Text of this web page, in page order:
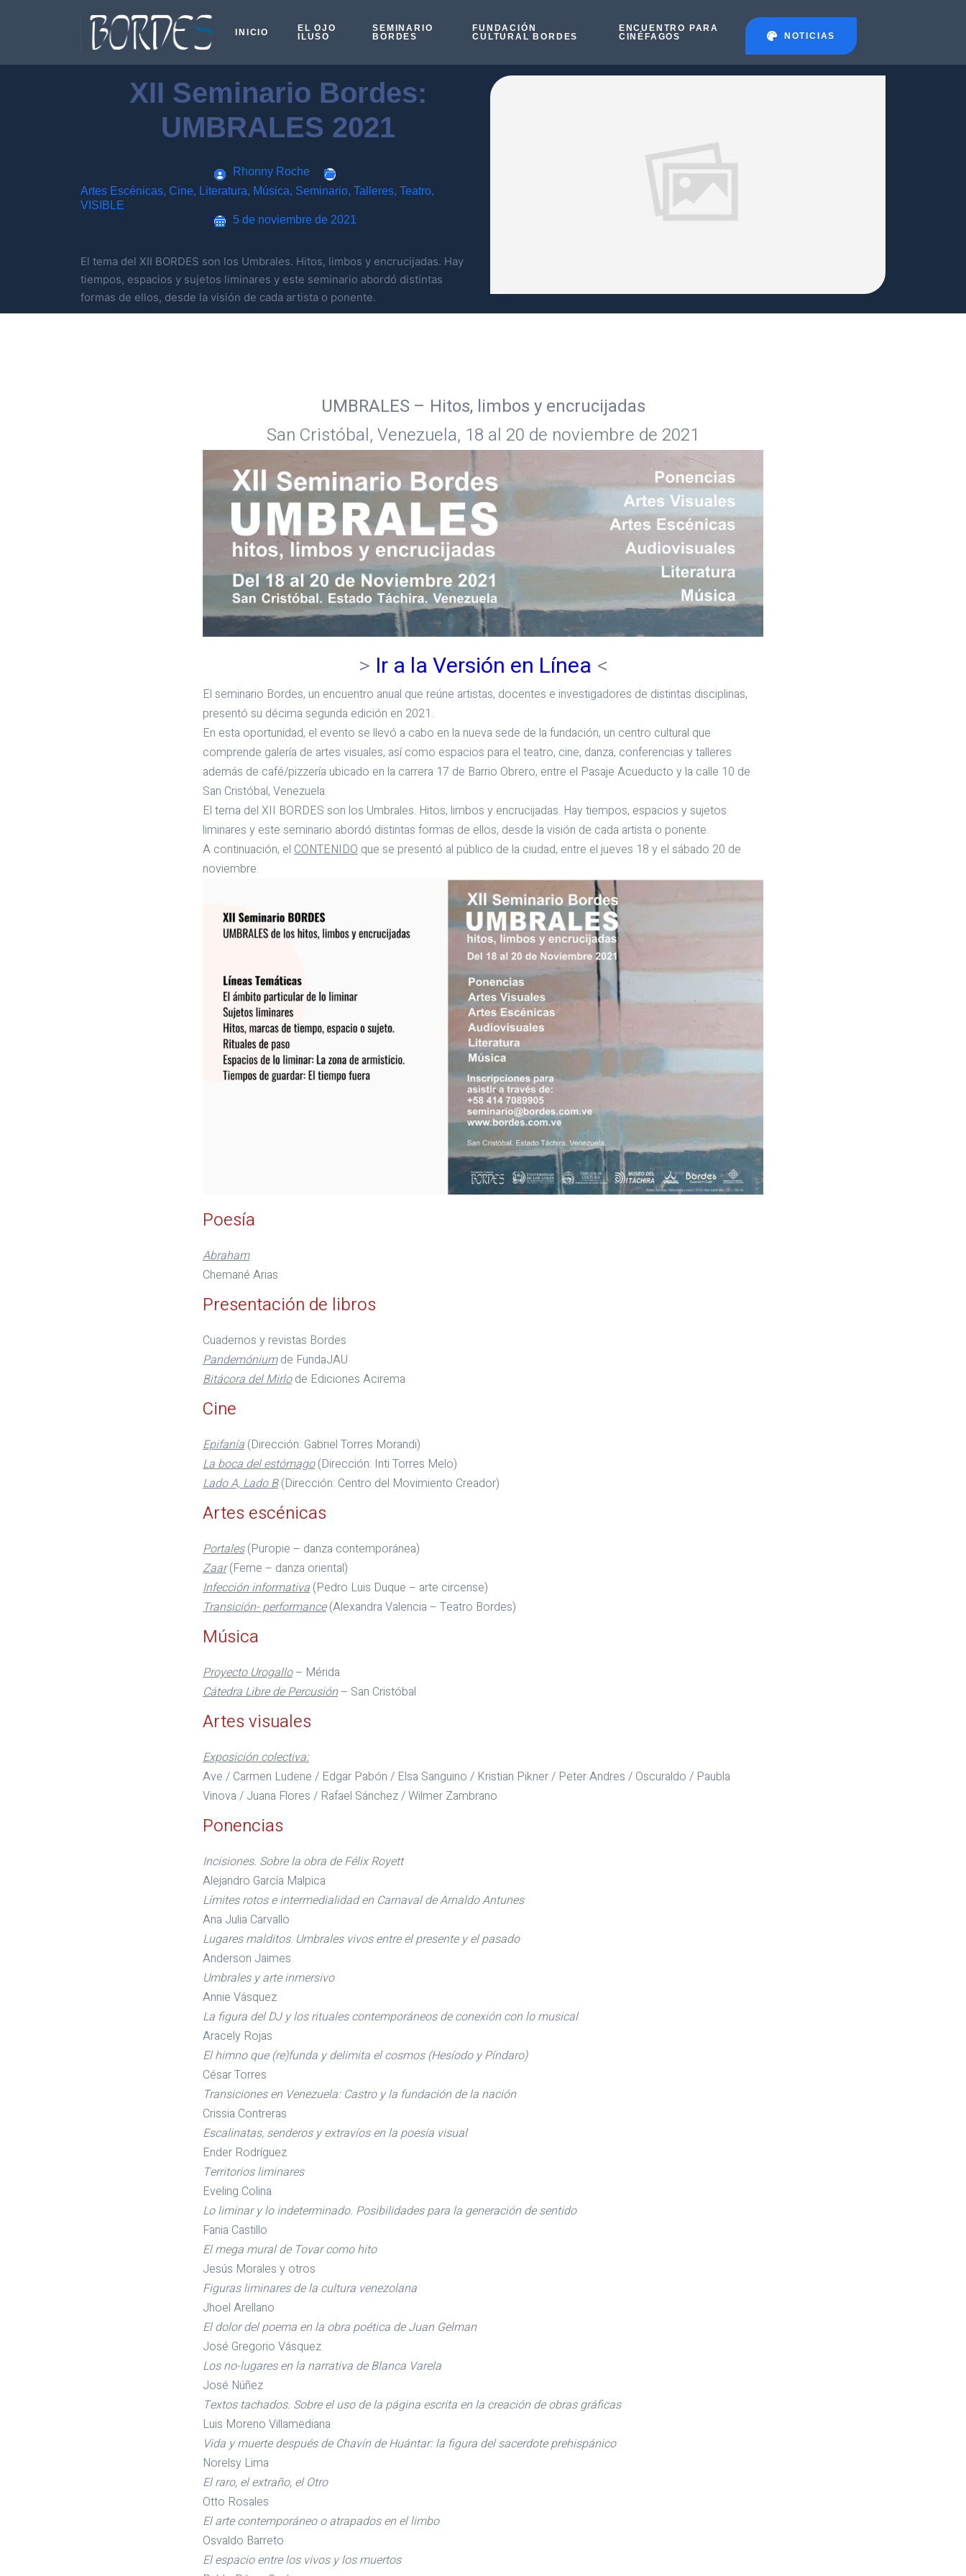
INICIO
EL OJO
ILUSO
SEMINARIO
BORDES
FUNDACIÓN
CULTURAL BORDES
ENCUENTRO PARA
CINÉFAGOS
NOTICIAS
XII Seminario Bordes:
UMBRALES 2021
Rhonny Roche
Artes Escénicas, Cine, Literatura, Música, Seminario, Talleres, Teatro,
VISIBLE
5 de noviembre de 2021
El tema del XII BORDES son los Umbrales. Hitos, limbos y encrucijadas. Hay
tiempos, espacios y sujetos liminares y este seminario abordó distintas
formas de ellos, desde la visión de cada artista o ponente.
UMBRALES – Hitos, limbos y encrucijadas
San Cristóbal, Venezuela, 18 al 20 de noviembre de 2021
> Ir a la Versión en Línea <
El seminario Bordes, un encuentro anual que reúne artistas, docentes e investigadores de distintas disciplinas,
presentó su décima segunda edición en 2021.
En esta oportunidad, el evento se llevó a cabo en la nueva sede de la fundación, un centro cultural que
comprende galería de artes visuales, así como espacios para el teatro, cine, danza, conferencias y talleres
además de café/pizzería ubicado en la carrera 17 de Barrio Obrero, entre el Pasaje Acueducto y la calle 10 de
San Cristóbal, Venezuela.
El tema del XII BORDES son los Umbrales. Hitos, limbos y encrucijadas. Hay tiempos, espacios y sujetos
liminares y este seminario abordó distintas formas de ellos, desde la visión de cada artista o ponente.
A continuación, el CONTENIDO que se presentó al público de la ciudad, entre el jueves 18 y el sábado 20 de
noviembre.
Poesía
Abraham
Chemané Arias
Presentación de libros
Cuadernos y revistas Bordes
Pandemóniumde FundaJAU
Bitácora del Mirlode Ediciones Acirema
Cine
Epifanía (Dirección: Gabriel Torres Morandi)
La boca del estómago(Dirección: Inti Torres Melo)
Lado A, Lado B(Dirección: Centro del Movimiento Creador)
Artes escénicas
Portales(Puropie – danza contemporánea)
Zaar(Feme – danza oriental)
Infección informativa (Pedro Luis Duque – arte circense)
Transición- performance(Alexandra Valencia – Teatro Bordes)
Música
Proyecto Urogallo– Mérida
Cátedra Libre de Percusión– San Cristóbal
Artes visuales
Exposición colectiva:
Ave / Carmen Ludene / Edgar Pabón / Elsa Sanguino / Kristian Pikner / Peter Andres / Oscuraldo / Paubla
Vinova / Juana Flores / Rafael Sánchez / Wilmer Zambrano
Ponencias
Incisiones. Sobre la obra de Félix Royett
Alejandro García Malpica
Límites rotos e intermedialidad en Carnaval de Arnaldo Antunes
Ana Julia Carvallo
Lugares malditos. Umbrales vivos entre el presente y el pasado
Anderson Jaimes
Umbrales y arte inmersivo
Annie Vásquez
La figura del DJ y los rituales contemporáneos de conexión con lo musical
Aracely Rojas
El himno que (re)funda y delimita el cosmos (Hesíodo y Píndaro)
César Torres
Transiciones en Venezuela: Castro y la fundación de la nación
Crissia Contreras
Escalinatas, senderos y extravíos en la poesía visual
Ender Rodríguez
Territorios liminares
Eveling Colina
Lo liminar y lo indeterminado. Posibilidades para la generación de sentido
Fania Castillo
El mega mural de Tovar como hito
Jesús Morales y otros
Figuras liminares de la cultura venezolana
Jhoel Arellano
El dolor del poema en la obra poética de Juan Gelman
José Gregorio Vásquez
Los no-lugares en la narrativa de Blanca Varela
José Núñez
Textos tachados. Sobre el uso de la página escrita en la creación de obras gráficas
Luis Moreno Villamediana
Vida y muerte después de Chavín de Huántar: la figura del sacerdote prehispánico
Norelsy Lima
El raro, el extraño, el Otro
Otto Rosales
El arte contemporáneo o atrapados en el limbo
Osvaldo Barreto
El espacio entre los vivos y los muertos